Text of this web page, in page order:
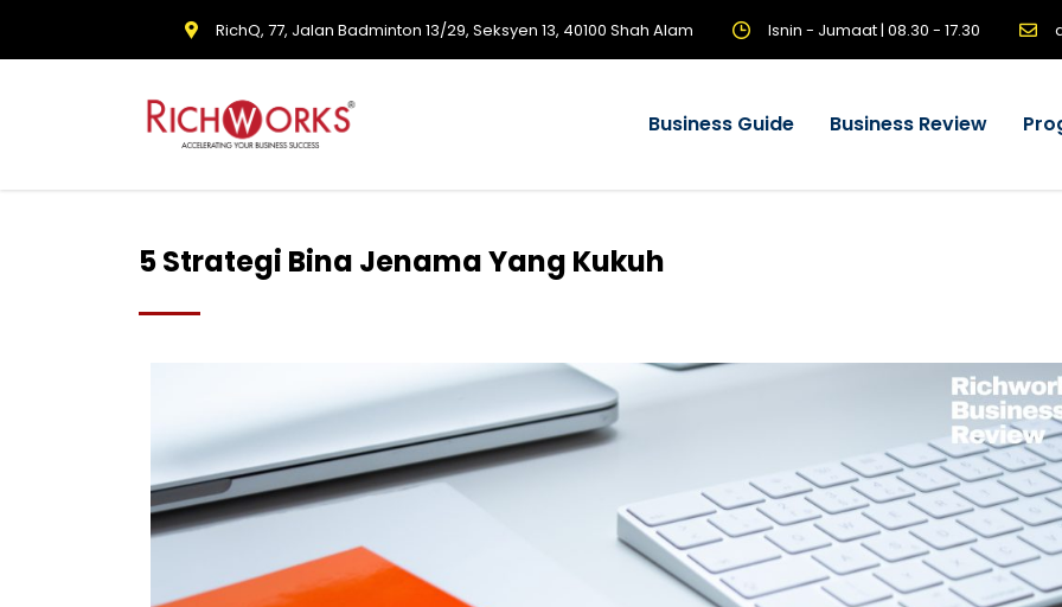
RichQ, 77, Jalan Badminton 13/29, Seksyen 13, 40100 Shah Alam Isnin - Jumaat | 08.30 - 17.30
Business Guide Business Review
5 Strategi Bina Jenama Yang Kukuh